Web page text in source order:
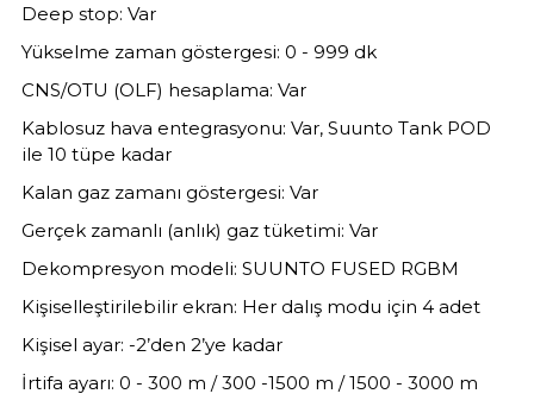
Deep stop: Var
Yükselme zaman göstergesi: 0 - 999 dk
CNS/OTU (OLF) hesaplama: Var
Kablosuz hava entegrasyonu: Var, Suunto Tank POD
ile 10 tüpe kadar
Kalan gaz zamanı göstergesi: Var
Gerçek zamanlı (anlık) gaz tüketimi: Var
Dekompresyon modeli: SUUNTO FUSED RGBM
Kişiselleştirilebilir ekran: Her dalış modu için 4 adet
Kişisel ayar: -2’den 2’ye kadar
İrtifa ayarı: 0 - 300 m / 300 -1500 m / 1500 - 3000 m